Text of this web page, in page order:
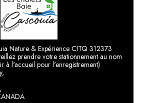
Nature & Expérience CITQ 312373
prendre votre stationnement au nom
à l'accueil pour l'enregistrement)